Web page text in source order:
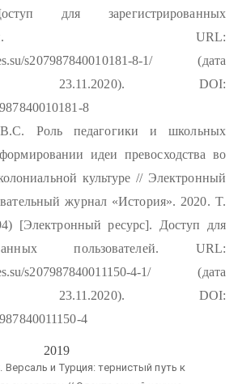
для зарегистрированных
URL:
s207987840010181-8-1/ (дата
23.11.2020). DOI:
8
Роль педагогики и школьных
идеи превосходства во
культуре // Электронный
журнал «История». 2020. T.
[Электронный ресурс]. Доступ для
пользователей. URL:
s207987840011150-4-1/ (дата
23.11.2020). DOI:
4
2019
и Турция: тернистый путь к